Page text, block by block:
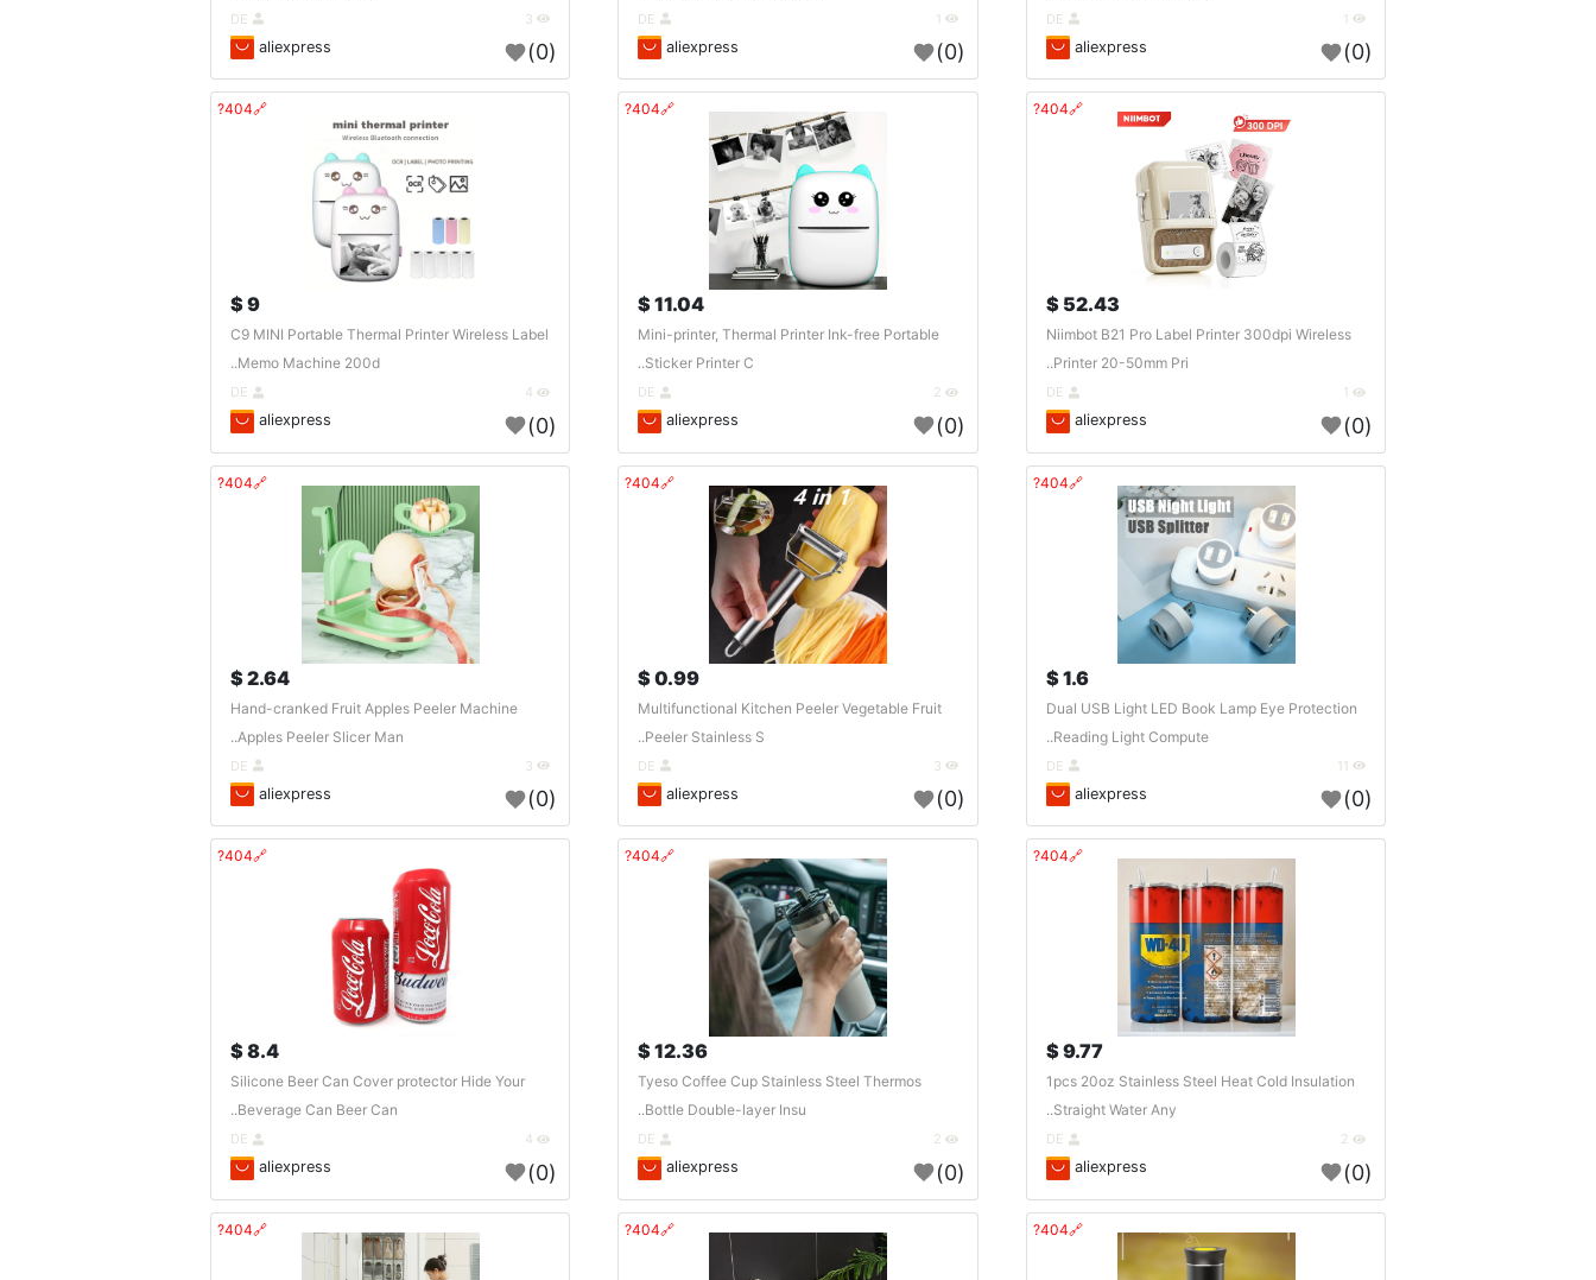
1
aliexpress (0)
aliexpress (0)
3
aliexpress (0)
🔗404?
52.43 $
Niimbot B21 Pro Label Printer 300dpi Wireless
Printer 20-50mm Pri..
1
aliexpress (0)
🔗404?
11.04 $
Mini-printer, Thermal Printer Ink-free Portable
Sticker Printer C..
aliexpress (0)
🔗404?
9 $
C9 MINI Portable Thermal Printer Wireless Label
Memo Machine 200d..
4
aliexpress (0)
🔗404?
1.6 $
Dual USB Light LED Book Lamp Eye Protection
Reading Light Compute..
11
aliexpress (0)
🔗404?
0.99 $
Multifunctional Kitchen Peeler Vegetable Fruit
Peeler Stainless S..
aliexpress (0)
🔗404?
2.64 $
Hand-cranked Fruit Apples Peeler Machine
Apples Peeler Slicer Man..
3
aliexpress (0)
🔗404?
9.77 $
1pcs 20oz Stainless Steel Heat Cold Insulation
Straight Water Any..
2
aliexpress (0)
🔗404?
12.36 $
Tyeso Coffee Cup Stainless Steel Thermos
Bottle Double-layer Insu..
aliexpress (0)
🔗404?
8.4 $
Silicone Beer Can Cover protector Hide Your
Beverage Can Beer Can..
4
aliexpress (0)
🔗404?
🔗404?
🔗404?